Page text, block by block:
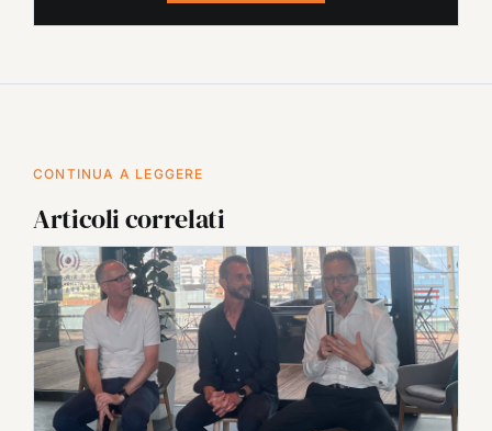
CONTINUA A LEGGERE
Articoli correlati